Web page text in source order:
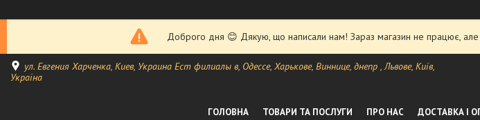
Доброго дня 😊 Дякую, що написали нам! Зараз магазин не працює,
ул. Евгения Харченка, Киев, Украина Ест филиалы в, Одессе, Харькове, Виннице, днепр , Львове, Київ,
Україна
ГОЛОВНА ТОВАРИ ТА ПОСЛУГИ ПРО НАС ДОСТАВКА І